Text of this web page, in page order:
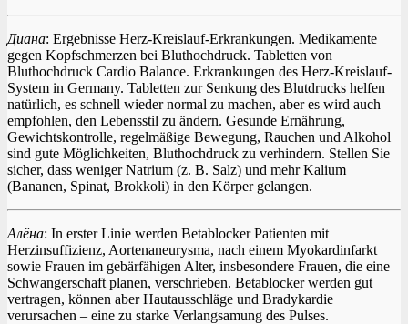
Диана: Ergebnisse Herz-Kreislauf-Erkrankungen. Medikamente
gegen Kopfschmerzen bei Bluthochdruck. Tabletten von
Bluthochdruck Cardio Balance. Erkrankungen des Herz-Kreislauf-
System in Germany. Tabletten zur Senkung des Blutdrucks helfen
natürlich, es schnell wieder normal zu machen, aber es wird auch
empfohlen, den Lebensstil zu ändern. Gesunde Ernährung,
Gewichtskontrolle, regelmäßige Bewegung, Rauchen und Alkohol
sind gute Möglichkeiten, Bluthochdruck zu verhindern. Stellen Sie
sicher, dass weniger Natrium (z. B. Salz) und mehr Kalium
(Bananen, Spinat, Brokkoli) in den Körper gelangen.
Алёна: In erster Linie werden Betablocker Patienten mit
Herzinsuffizienz, Aortenaneurysma, nach einem Myokardinfarkt
sowie Frauen im gebärfähigen Alter, insbesondere Frauen, die eine
Schwangerschaft planen, verschrieben. Betablocker werden gut
vertragen, können aber Hautausschläge und Bradykardie
verursachen – eine zu starke Verlangsamung des Pulses.